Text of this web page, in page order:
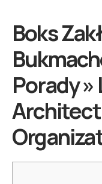
Boks
Porady »